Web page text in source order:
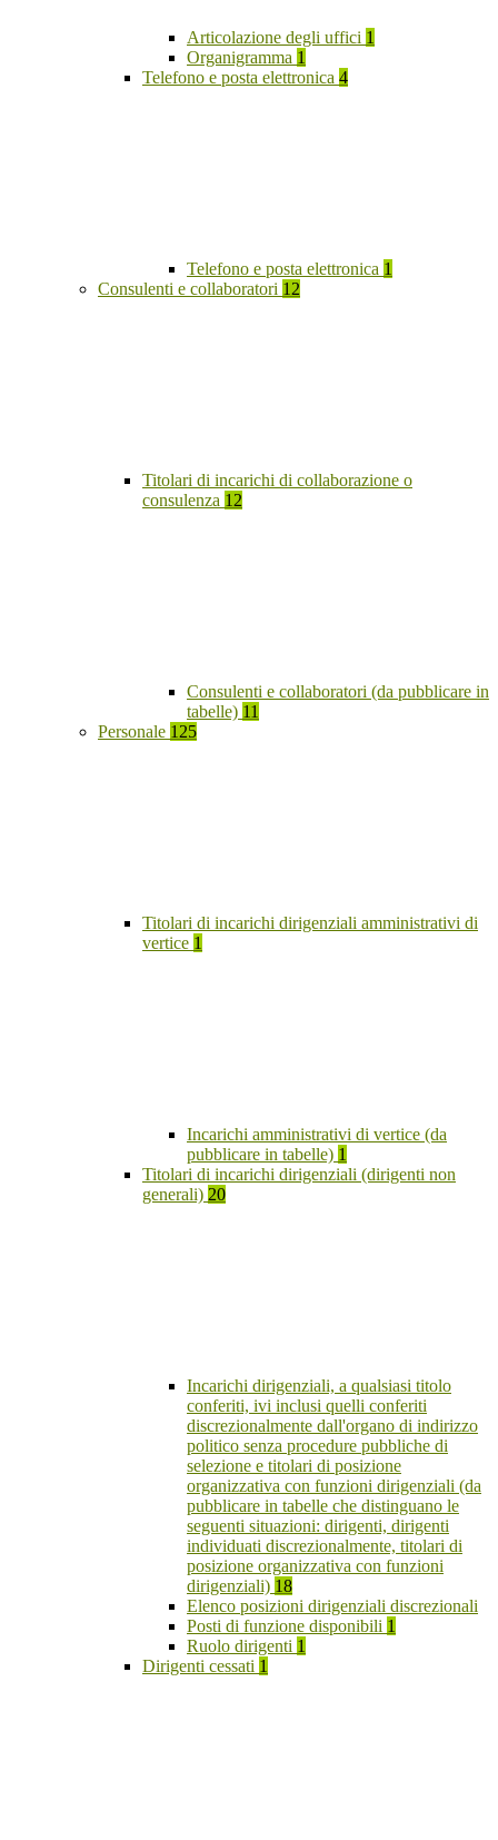
Articolazione degli uffici 1
Organigramma 1
Telefono e posta elettronica 4
Telefono e posta elettronica 1
Consulenti e collaboratori 12
Titolari di incarichi di collaborazione o
consulenza 12
Consulenti e collaboratori (da pubblicare in
tabelle) 11
Personale 125
Titolari di incarichi dirigenziali amministrativi di
vertice 1
Incarichi amministrativi di vertice (da
pubblicare in tabelle) 1
Titolari di incarichi dirigenziali (dirigenti non
generali) 20
Incarichi dirigenziali, a qualsiasi titolo
conferiti, ivi inclusi quelli conferiti
discrezionalmente dall'organo di indirizzo
politico senza procedure pubbliche di
selezione e titolari di posizione
organizzativa con funzioni dirigenziali (da
pubblicare in tabelle che distinguano le
seguenti situazioni: dirigenti, dirigenti
individuati discrezionalmente, titolari di
posizione organizzativa con funzioni
dirigenziali) 18
Elenco posizioni dirigenziali discrezionali
Posti di funzione disponibili 1
Ruolo dirigenti 1
Dirigenti cessati 1